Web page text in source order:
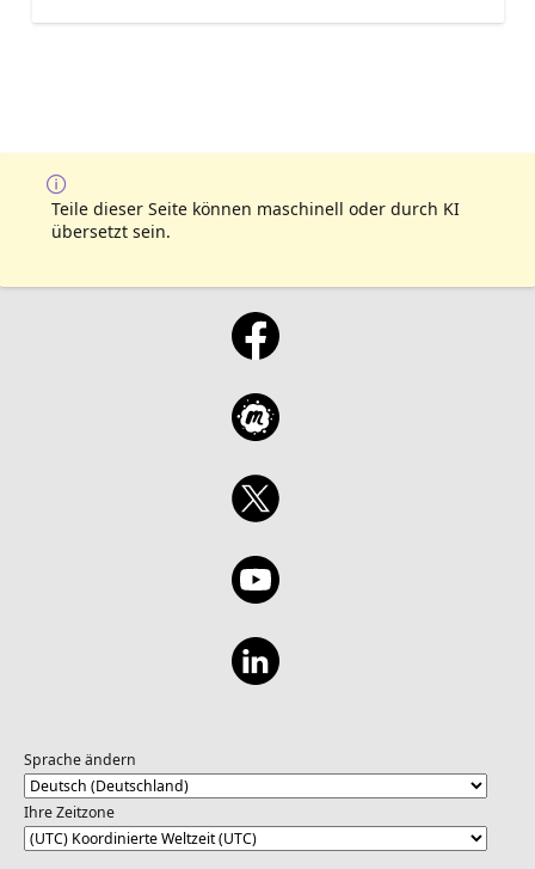
Teile dieser Seite können maschinell oder durch KI
übersetzt sein.
Sprache ändern
Ihre Zeitzone